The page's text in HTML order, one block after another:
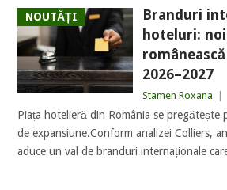
NOUTĂȚI
Branduri
hoteluri:
2026–2027
Stamen Roxana
Piața hotelieră din România se pregătește
de expansiune.Conform analizei Colliers,
aduce un val de branduri internaționale